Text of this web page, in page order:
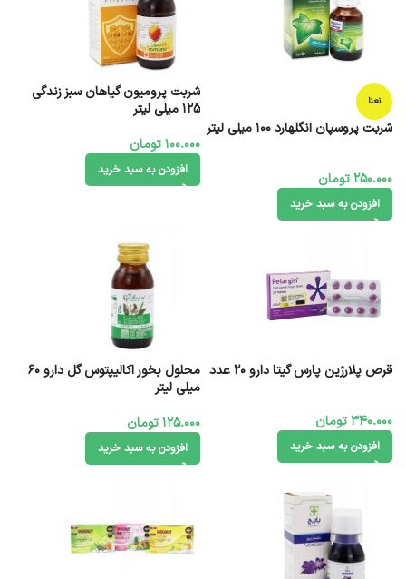
نعنا
شربت پروسپان انگلهارد ۱۰۰ میلی لیتر
250.000تومان
افزودن به سبد خرید
شربت پرومیون گیاهان سبز زندگی
125 میلی لیتر
100.000تومان
افزودن به سبد خرید
قرص پلارژین پارس گیتا دارو 20 عدد
340.000تومان
افزودن به سبد خرید
محلول بخور اکاليپتوس گل دارو 60
میلی لیتر
125.000تومان
افزودن به سبد خرید